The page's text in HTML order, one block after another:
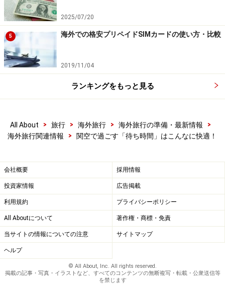
2025/07/20
5 海外での格安プリペイドSIMカードの使い方・比較
2019/11/04
ランキングをもっと見る
All About > 旅行 > 海外旅行 > 海外旅行の準備・最新情報
>
海外旅行関連情報
> 関空で過ごす「待ち時間」はこんなに快適！
会社概要 採用情報
投資家情報 広告掲載
利用規約 プライバシーポリシー
All Aboutについて 著作権・商標・免責
当サイトの情報についての注意 サイトマップ
ヘルプ
© All About, Inc. All rights reserved.
掲載の記事・写真・イラストなど、すべてのコンテンツの無断複写・転載・公衆送信等
を禁じます